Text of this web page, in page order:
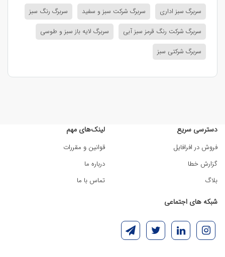
سربرگ سبز اداری
سربرگ شرکت سبز و سفید
سربرگ رنگ سبز
سربرگ شرکت رنگ قرمز سبز آبی
سربرگ لایه باز سبز و طوسی
سربرگ شرکتی سبز
دسترسی سریع
فروش در افرافایل
گزارش خطا
بلاگ
لینک‌های مهم
قوانین و مقررات
درباره ما
تماس با ما
شبکه های اجتماعی